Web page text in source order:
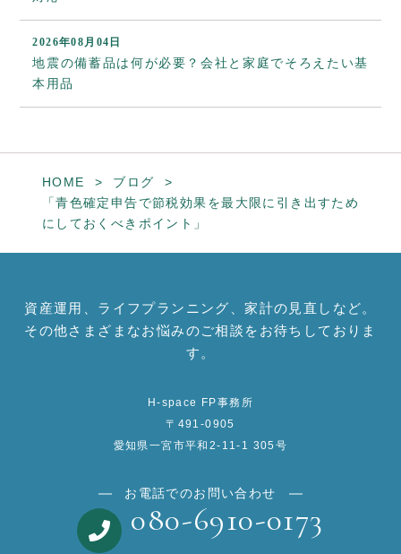
2026年08月04日
地震の備蓄品は何が必要？会社と家庭でそろえたい基
本用品
HOME
ブログ
「青色確定申告で節税効果を最大限に引き出すため
にしておくべきポイント」
資産運用、ライフプランニング、家計の見直しなど。
その他さまざまなお悩みのご相談をお待ちしておりま
す。
H-space FP事務所
〒491-0905
愛知県一宮市平和2-11-1 305号
お電話でのお問い合わせ
080-6910-0173